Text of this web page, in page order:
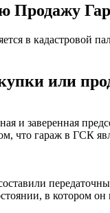
в кадастровой
или
и заверенная
что гараж в ГСК
в котором он